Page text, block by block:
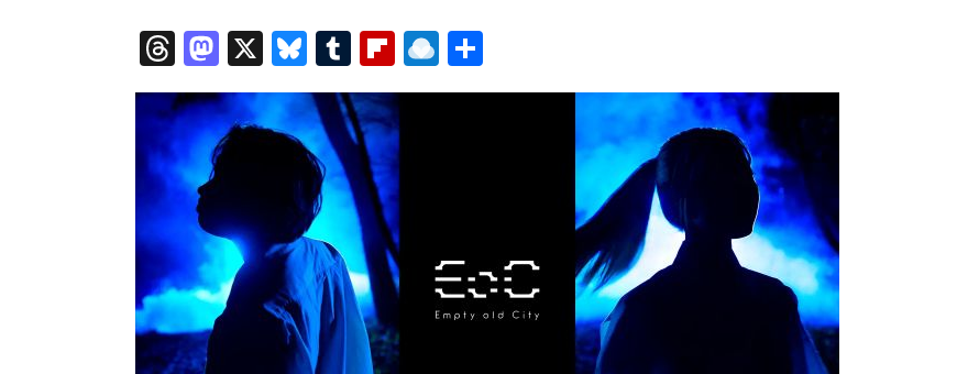
T
h
re
a
d
s
M
a
st
o
d
o
n
X Bl
u
e
sk
y
T
u
m
bl
r
Fl
ip
b
o
ar
d
R
ai
io
有